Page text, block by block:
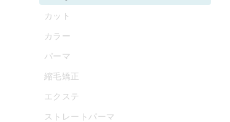
カット
カラー
パーマ
縮毛矯正
エクステ
ストレートパーマ